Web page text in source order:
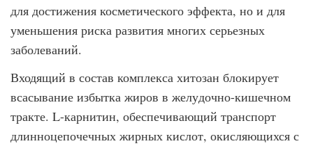
для достижения косметического эффекта, но и для
уменьшения риска развития многих серьезных
заболеваний.
Входящий в состав комплекса хитозан блокирует
всасывание избытка жиров в желу­дочно-кишечном
тракте. L-карнитин, обеспечивающий транспорт
длинноцепочечных жирных кислот, окисляющихся с